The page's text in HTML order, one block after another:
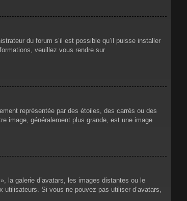
du forum s’il est possible qu’il puisse installer
veuillez vous rendre sur
représentée par des étoiles, des carrés ou des
image, généralement plus grande, est une image
la galerie d’avatars, les images distantes ou le
utilisateurs. Si vous ne pouvez pas utiliser d’avatars,